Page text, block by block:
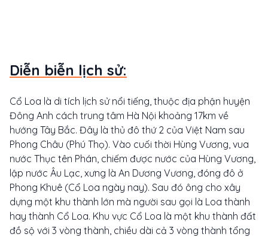
Diễn biễn lịch sử:
Cổ Loa là di tích lịch sử nổi tiếng, thuộc địa phận huyện
Đông Anh cách trung tâm Hà Nội khoảng 17km về
hướng Tây Bắc. Đây là thủ đô thứ 2 của Việt Nam sau
Phong Châu (Phú Thọ). Vào cuối thời Hùng Vương, vua
nước Thục tên Phán, chiếm được nước của Hùng Vương,
lập nước Âu Lạc, xưng là An Dương Vương, đóng đô ở
Phong Khuê (Cổ Loa ngày nay). Sau đó ông cho xây
dựng một khu thành lớn mà người sau gọi là Loa thành
hay thành Cổ Loa. Khu vực Cổ Loa là một khu thành đất
đồ sộ với 3 vòng thành, chiều dài cả 3 vòng thành tổng